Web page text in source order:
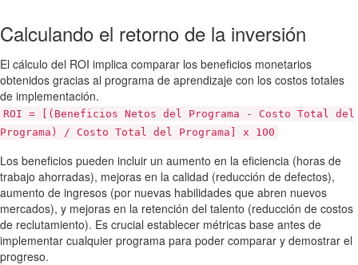
Calculando el retorno de la inversión
El cálculo del ROI implica comparar los beneficios monetarios
obtenidos gracias al programa de aprendizaje con los costos totales
de implementación.
ROI = [(Beneficios Netos del Programa - Costo Total del
Programa) / Costo Total del Programa] x 100
Los beneficios pueden incluir un aumento en la eficiencia (horas de
trabajo ahorradas), mejoras en la calidad (reducción de defectos),
aumento de ingresos (por nuevas habilidades que abren nuevos
mercados), y mejoras en la retención del talento (reducción de costos
de reclutamiento). Es crucial establecer métricas base antes de
implementar cualquier programa para poder comparar y demostrar el
progreso.